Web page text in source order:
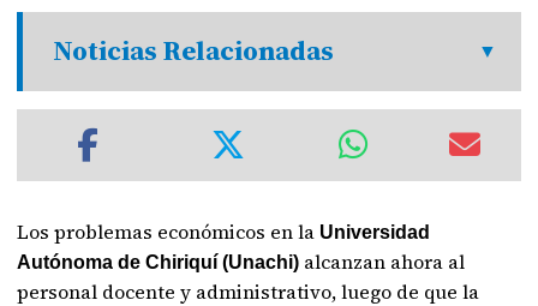
Noticias Relacionadas
Los problemas económicos en la Universidad
Autónoma de Chiriquí (Unachi) alcanzan ahora al
personal docente y administrativo, luego de que la